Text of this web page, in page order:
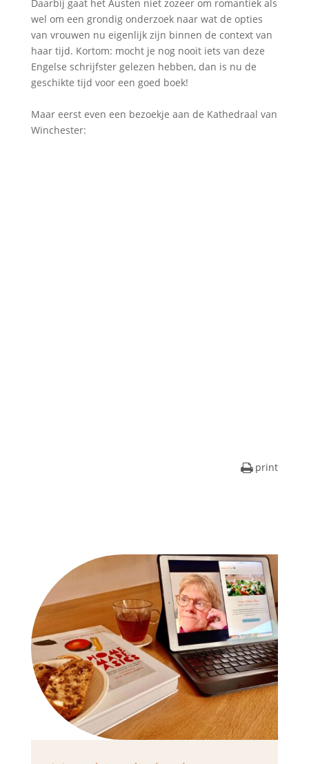
Daarbij gaat het Austen niet zozeer om romantiek als
wel om een grondig onderzoek naar wat de opties
van vrouwen nu eigenlijk zijn binnen de context van
haar tijd. Kortom: mocht je nog nooit iets van deze
Engelse schrijfster gelezen hebben, dan is nu de
geschikte tijd voor een goed boek!
Maar eerst even een bezoekje aan de Kathedraal van
Winchester:
print